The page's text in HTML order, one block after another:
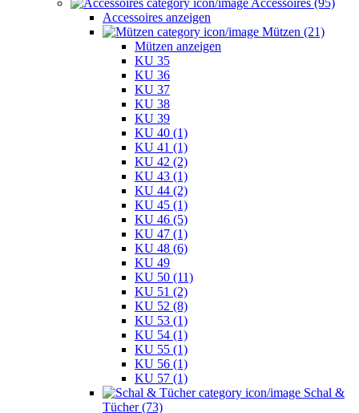
Accessoires anzeigen
Mützen (21)
Mützen anzeigen
KU 35
KU 36
KU 37
KU 38
KU 39
KU 40 (1)
KU 41 (1)
KU 42 (2)
KU 43 (1)
KU 44 (2)
KU 45 (1)
KU 46 (5)
KU 47 (1)
KU 48 (6)
KU 49
KU 50 (11)
KU 51 (2)
KU 52 (8)
KU 53 (1)
KU 54 (1)
KU 55 (1)
KU 56 (1)
KU 57 (1)
Schal &
Tücher (73)